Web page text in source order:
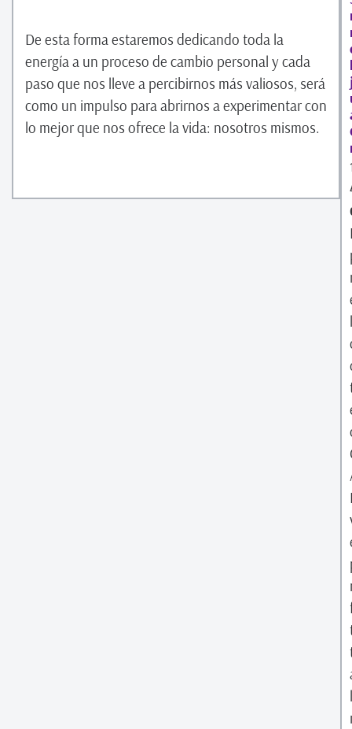
De esta forma estaremos dedicando toda la
energía a un proceso de cambio personal y cada
paso que nos lleve a percibirnos más valiosos, será
como un impulso para abrirnos a experimentar con
lo mejor que nos ofrece la vida: nosotros mismos.